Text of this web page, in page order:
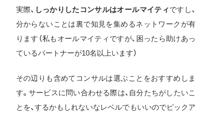
実際、 しっかりしたコンサルはオールマイティですし、
分からないことは裏で知見を集めるネットワークが有
ります（私もオールマイティですが、困ったら助けあっ
ているパートナーが10名以上います）
その辺りも含めてコンサルは選ぶことをおすすめしま
す。サービスに問い合わせる際は、自分たちがしたいこ
とを、するかもしれないなレベルでもいいのでピックア